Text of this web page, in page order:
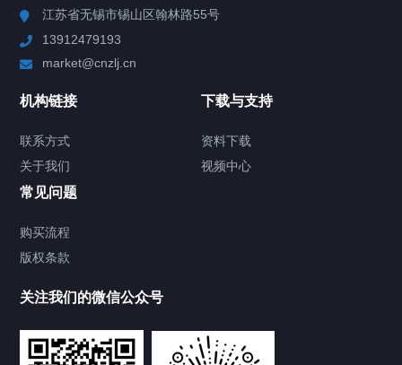
Chiller高精度制冷循环器
TCU温度控制单元
Chiller气体控温系统
Chamber试验箱
江苏省无锡市锡山区翰林路55号
13912479193
market@cnzlj.cn
机构链接
联系方式
关于我们
下载与支持
资料下载
视频中心
常见问题
购买流程
版权条款
关注我们的微信公众号